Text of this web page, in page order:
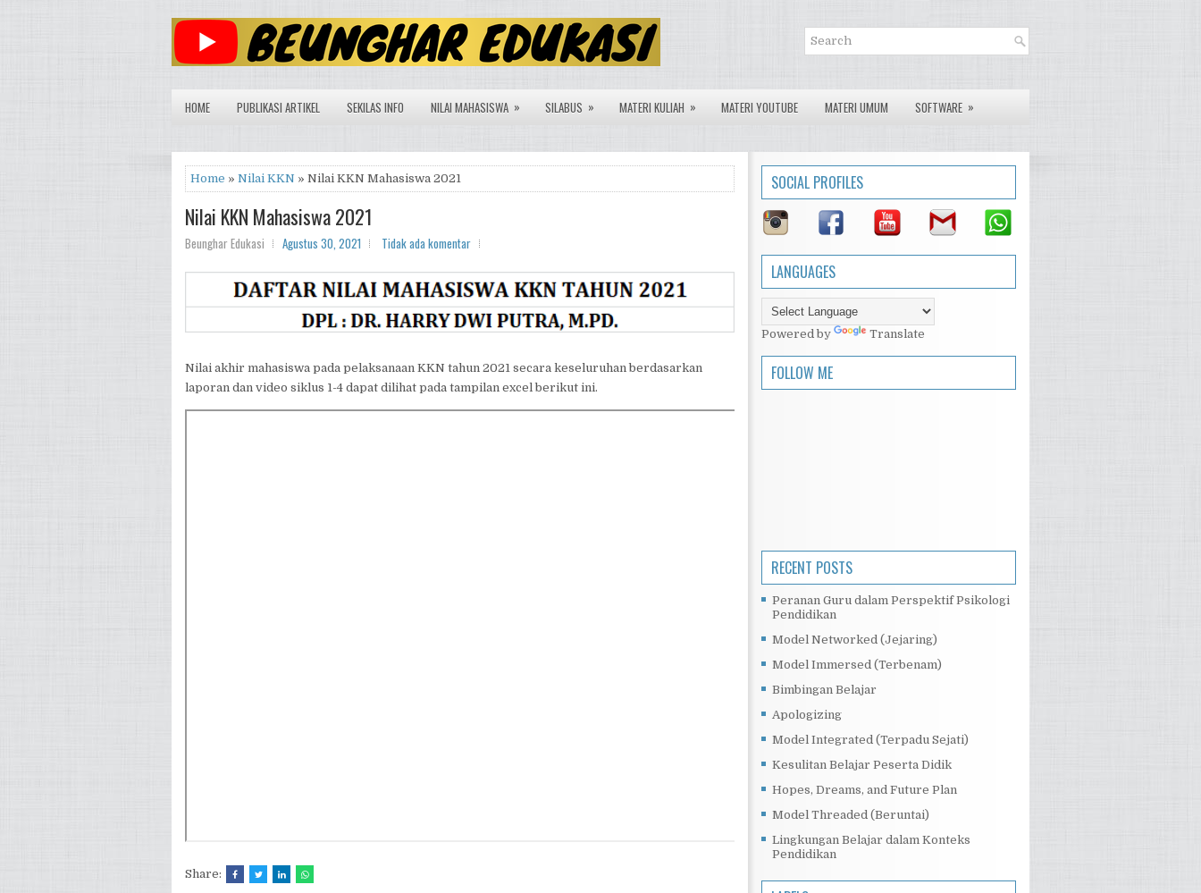
HOME PUBLIKASI ARTIKEL SEKILAS INFO NILAI MAHASISWA » SILABUS » MATERI KULIAH » MATERI YOUTUBE MATERI UMUM SOFTWARE »
Home » Nilai KKN » Nilai KKN Mahasiswa 2021
Nilai KKN Mahasiswa 2021
Beunghar Edukasi Agustus 30, 2021 Tidak ada komentar
Nilai akhir mahasiswa pada pelaksanaan KKN tahun 2021 secara keseluruhan berdasarkan
laporan dan video siklus 1-4 dapat dilihat pada tampilan excel berikut ini.
Share:
SOCIAL PROFILES
LANGUAGES
Powered by Translate
FOLLOW ME
RECENT POSTS
Peranan Guru dalam Perspektif Psikologi
Pendidikan
Model Networked (Jejaring)
Model Immersed (Terbenam)
Bimbingan Belajar
Apologizing
Model Integrated (Terpadu Sejati)
Kesulitan Belajar Peserta Didik
Hopes, Dreams, and Future Plan
Model Threaded (Beruntai)
Lingkungan Belajar dalam Konteks
Pendidikan